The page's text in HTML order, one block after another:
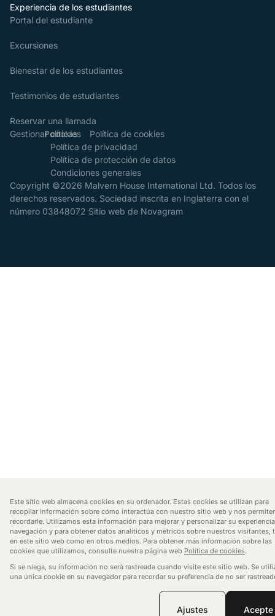
Este sitio web almacena cookies en su ordenador. Estas cookies se utilizan para
recopilar información sobre cómo interactúa con nuestro sitio web y nos
recordarle. Utilizamos esta información para mejorar y personalizar su
navegación y para obtener datos analíticos y métricos sobre nuestros visitantes,
en este sitio web como en otros medios. Para obtener más información sobre las
cookies que utilizamos, consulte nuestra página web Política de cookies.
Si se niega, su información no será rastreada cuando visite este sitio web. Se
una única cookie en su navegador para recordar su preferencia de no ser
Acepte
Ajustes
Experiencia de los estudiantes
Portal del estudiante
Excursiones
Bienestar de los estudiantes
Testimonios de estudiantes
Reservar una llamada
Gestionar cookies
Políticas
Política de cookies
Política de privacidad
Política de protección de datos
Condiciones generales
Copyright ©2026 Malvern House International Ltd. Todos los
derechos reservados. Sociedad inscrita en Inglaterra con el
número 03848072 Sitio web de Novagram